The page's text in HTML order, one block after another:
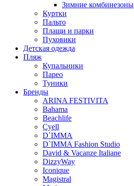
Зимние комбинезоны
Куртки
Пальто
Плащи и парки
Пуховики
Детская одежда
Пляж
Купальники
Парео
Туники
Бренды
ARINA FESTIVITA
Bahama
Beachlife
Cyell
D`IMMA
D`IMMA Fashion Studio
David & Vacanze Italiane
DizzyWay
Iconique
Magistral